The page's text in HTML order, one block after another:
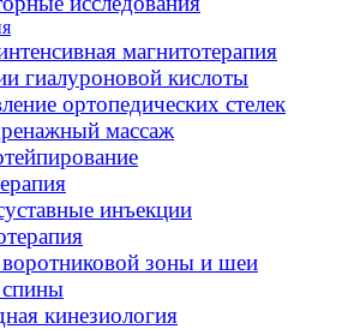
магнитотерапия
гиалуроновой кислоты
ортопедических стелек
массаж
инъекции
зоны и шеи
кинезиология